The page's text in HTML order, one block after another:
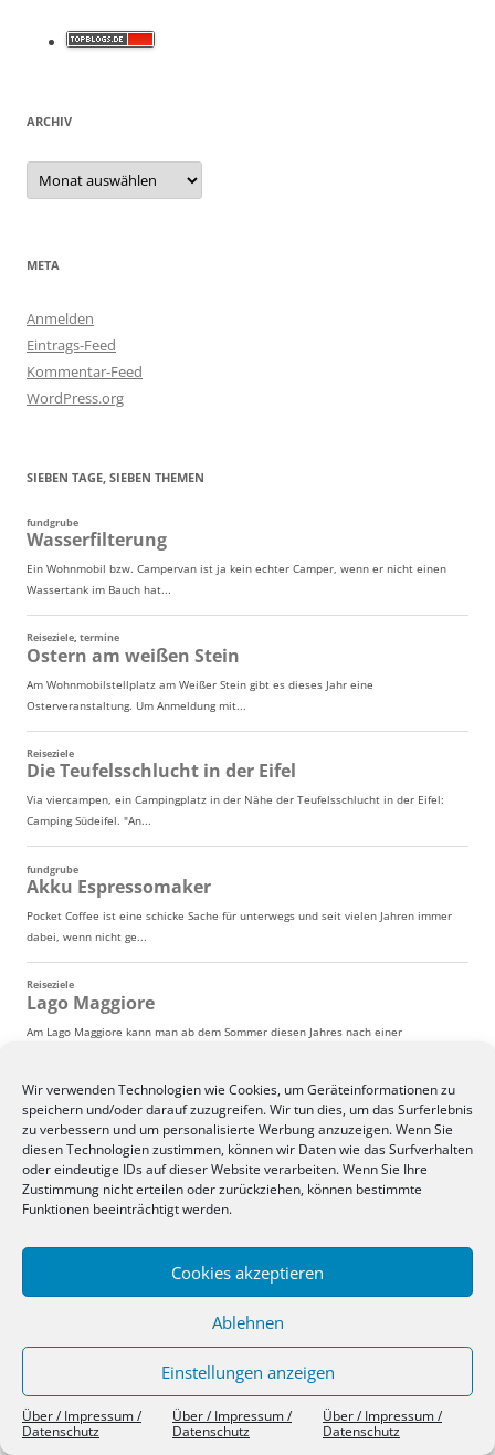
Wir verwenden Technologien wie Cookies, um Geräteinformationen zu
speichern und/oder darauf zuzugreifen. Wir tun dies, um das Surferlebnis
zu verbessern und um personalisierte Werbung anzuzeigen. Wenn Sie
diesen Technologien zustimmen, können wir Daten wie das Surfverhalten
oder eindeutige IDs auf dieser Website verarbeiten. Wenn Sie Ihre
Zustimmung nicht erteilen oder zurückziehen, können bestimmte
Funktionen beeinträchtigt werden.
Cookies akzeptieren
Ablehnen
Einstellungen anzeigen
Über / Impressum /
Datenschutz
Über / Impressum /
Datenschutz
Über / Impressum /
Datenschutz
ARCHIV
Archiv
META
Anmelden
Eintrags-Feed
Kommentar-Feed
WordPress.org
SIEBEN TAGE, SIEBEN THEMEN
Über / Impressum / Datenschutz Stolz präsentiert von WordPress